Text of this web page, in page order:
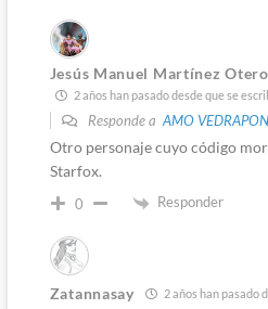
Jesús Manuel Martínez Otero
2 años han pasado desde que se
Responde aAMO
Otro personaje cuyo código
Starfox.
0 Responder
Zatannasay 2 años han pasado